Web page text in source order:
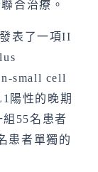
合治療。
表了一項II
small cell
陽性的晚期
55名患者
患者單獨的